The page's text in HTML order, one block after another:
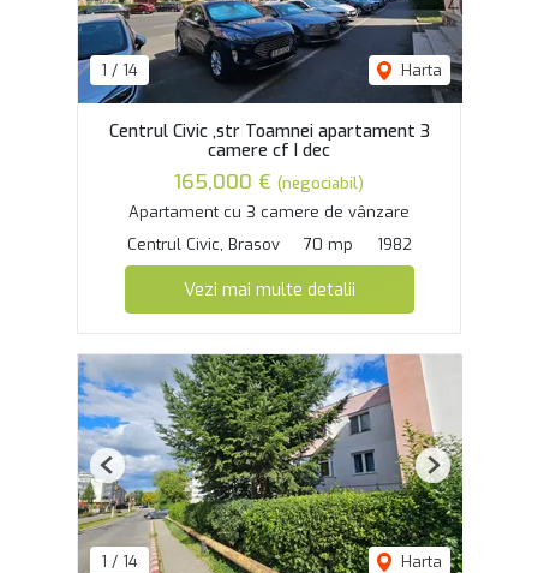
1 / 14 Harta
Centrul Civic ,str Toamnei apartament 3
camere cf I dec
165,000 € (negociabil)
Apartament cu 3 camere de vânzare
Centrul Civic, Brasov
70 mp 1982
Vezi mai multe detalii
1 / 14 Harta
Previous Next